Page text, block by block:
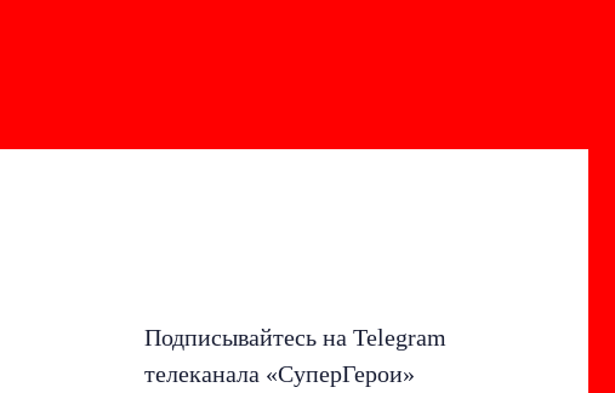
Подписывайтесь на Telegram
телеканала «СуперГерои»